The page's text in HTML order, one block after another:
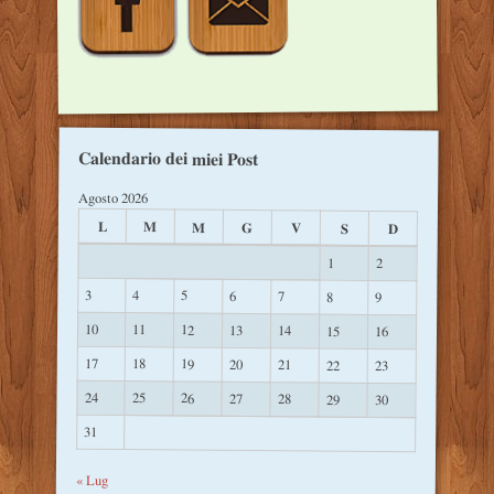
Calendario dei miei Post
Agosto 2026
L M M G V S D
1
2
3
4 5 6 7 8 9
10 11 12 13 14 15
16
17
18 19 20 21 22
23
24
25 26 27 28 29
30
31
« Lug